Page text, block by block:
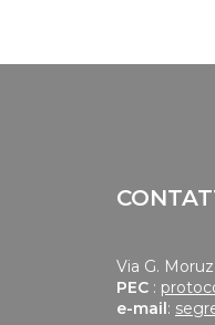
Via G.
PEC :
e-mail: